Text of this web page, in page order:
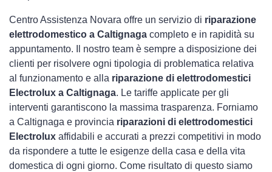
Centro Assistenza Novara offre un servizio di riparazione
elettrodomestico a Caltignaga completo e in rapidità su
appuntamento. Il nostro team è sempre a disposizione dei
clienti per risolvere ogni tipologia di problematica relativa
al funzionamento e alla riparazione di elettrodomestici
Electrolux a Caltignaga. Le tariffe applicate per gli
interventi garantiscono la massima trasparenza. Forniamo
a Caltignaga e provincia riparazioni di elettrodomestici
Electrolux affidabili e accurati a prezzi competitivi in modo
da rispondere a tutte le esigenze della casa e della vita
domestica di ogni giorno. Come risultato di questo siamo